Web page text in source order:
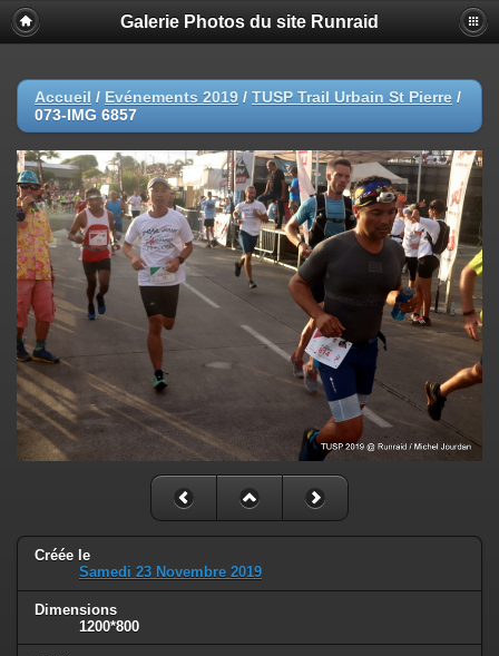
Galerie Photos du site Runraid
Accueil / Evénements 2019 / TUSP Trail Urbain St Pierre /
073-IMG 6857
Créée le
Samedi 23 Novembre 2019
Dimensions
1200*800